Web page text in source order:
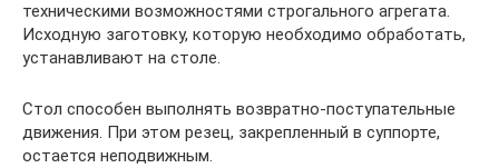
техническими возможностями строгального агрегата.
Исходную заготовку, которую необходимо обработать,
устанавливают на столе.
Стол способен выполнять возвратно-поступательные
движения. При этом резец, закрепленный в суппорте,
остается неподвижным.